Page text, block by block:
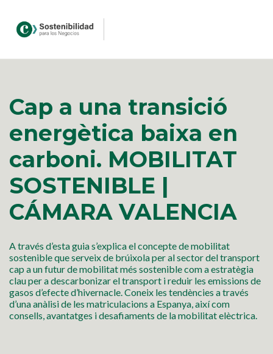
Cap a una transició
energètica baixa en
carboni. MOBILITAT
SOSTENIBLE |
CÁMARA VALENCIA
A través d’esta guia s’explica el concepte de mobilitat
sostenible que serveix de brúixola per al sector del transport
cap a un futur de mobilitat més sostenible com a estratègia
clau per a descarbonizar el transport i reduir les emissions de
gasos d’efecte d’hivernacle. Coneix les tendències a través
d’una anàlisi de les matriculacions a Espanya, així com
consells, avantatges i desafiaments de la mobilitat elèctrica.